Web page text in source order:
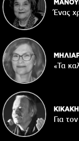
Ένας
«Τα
Για